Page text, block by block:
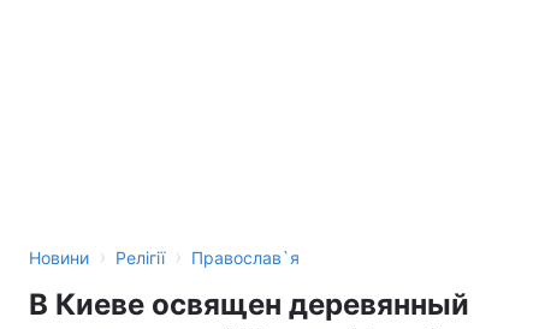
Новини › Релігії › Православ`я
В Киеве освящен деревянный